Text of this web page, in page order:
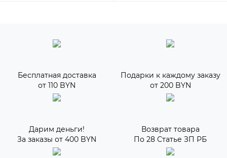
Бесплатная доставка
от 110 BYN
Подарки к каждому заказу
от 200 BYN
Дарим деньги!
За заказы от 400 BYN
Возврат товара
По 28 Статье ЗП РБ